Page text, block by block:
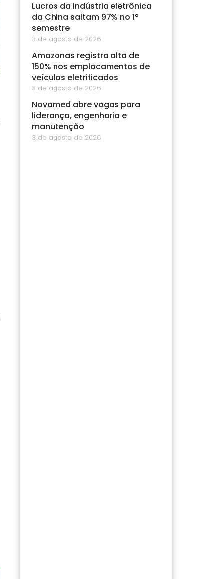
Lucros da indústria eletrônica
da China saltam 97% no 1º
semestre
3 de agosto de 2026
Amazonas registra alta de
150% nos emplacamentos de
veículos eletrificados
3 de agosto de 2026
Novamed abre vagas para
liderança, engenharia e
manutenção
3 de agosto de 2026